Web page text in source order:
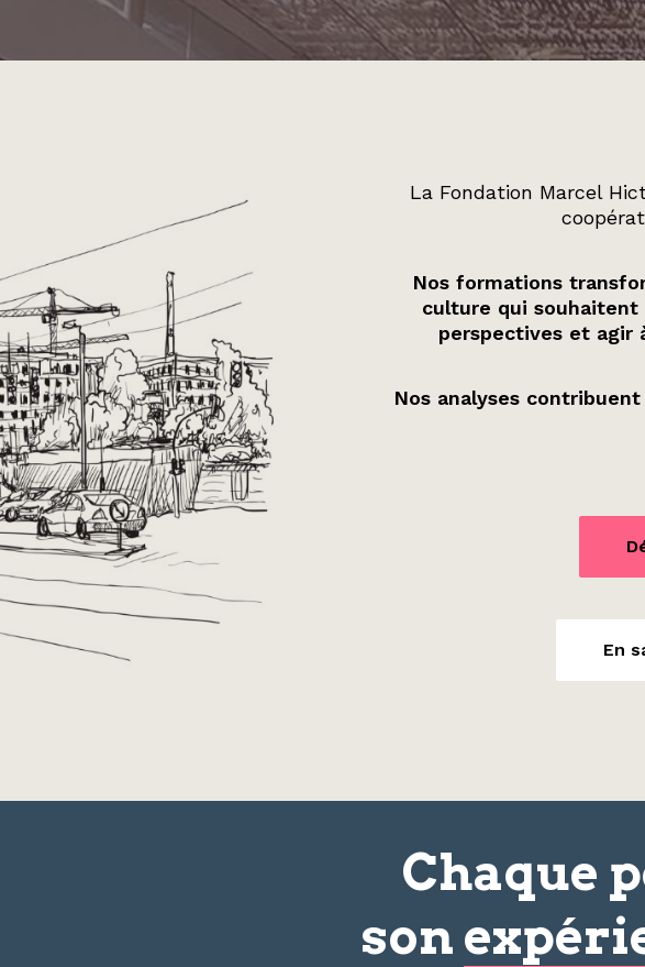
La Fondation Marcel
Nos formations
culture qui souhaitent
perspectives et agir
Nos analyses
En
Chaque
son